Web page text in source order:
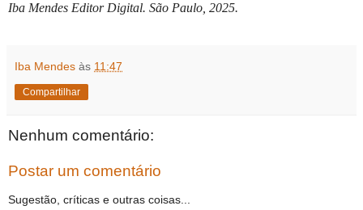
Iba Mendes Editor Digital. São Paulo, 2025.
Iba Mendes às 11:47
Compartilhar
Nenhum comentário:
Postar um comentário
Sugestão, críticas e outras coisas...